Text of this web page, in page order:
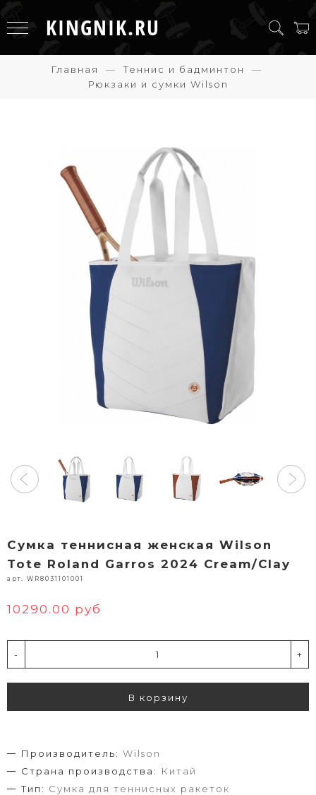
KINGNIK.RU
Главная
Теннис и бадминтон
Рюкзаки и сумки Wilson
Сумка теннисная женская Wilson
Tote Roland Garros 2024 Cream/Clay
арт. WR8031101001
10290.00 руб
- +
В корзину
Производитель: Wilson
Страна производства:
Китай
Тип: Сумка для теннисных ракеток